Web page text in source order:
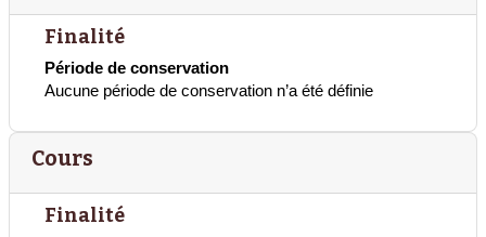
Finalité
Période de conservation
Aucune période de conservation n’a été définie
Cours
Finalité